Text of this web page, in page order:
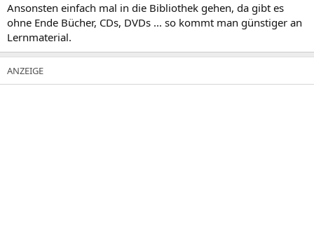
Ansonsten einfach mal in die Bibliothek gehen, da gibt es
ohne Ende Bücher, CDs, DVDs ... so kommt man günstiger an
Lernmaterial.